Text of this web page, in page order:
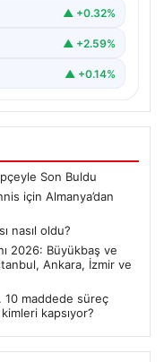
▲ +0.32%
▲ +2.59%
▲ +0.14%
Son Buldu
için Almanya’dan
nasıl oldu?
2026: Büyükbaş ve
Ankara, İzmir ve
maddede süreç
kapsıyor?